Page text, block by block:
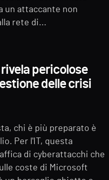
un attaccante non
rete di...
pericolose
delle crisi
chi è più preparato è
Per l'IT, questa
di cyberattacchi che
coste di Microsoft